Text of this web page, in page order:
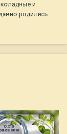
и
родились